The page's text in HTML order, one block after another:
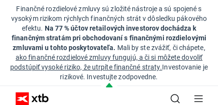
Finančné rozdielové zmluvy sú zložité nástroje a sú spojené s
vysokým rizikom rýchlych finančných strát v dôsledku pákového
efektu. Na 77 % účtov retailových investorov dochádza k
finančným stratám pri obchodovaní s finančnými rozdielovými
zmluvami u tohto poskytovateľa. Mali by ste zvážiť, či chápete,
ako finančné rozdielové zmluvy fungujú, a či si môžete dovoliť
podstúpiť vysoké riziko, že utrpíte finančné straty.Investovanie je
rizikové. Investujte zodpovedne.